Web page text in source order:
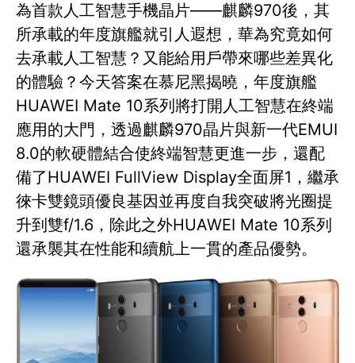
為首款人工智慧手機晶片——麒麟970後，其
所承載的年度旗艦就引人遐想，華為究竟如何
去承載人工智慧？又能給用戶帶來哪些差異化
的體驗？今天答案在慕尼黑揭曉，年度旗艦
HUAWEI Mate 10系列將打開人工智慧在終端
應用的大門，透過麒麟970晶片與新一代EMUI
8.0的軟硬體結合使終端智慧更進一步，還配
備了HUAWEI FullView Display全面屏1，繼承
徠卡雙鏡頭優良基因並再度自我突破將光圈提
升到雙f/1.6，除此之外HUAWEI Mate 10系列
還承襲其在性能和續航上一貫的產品優勢。